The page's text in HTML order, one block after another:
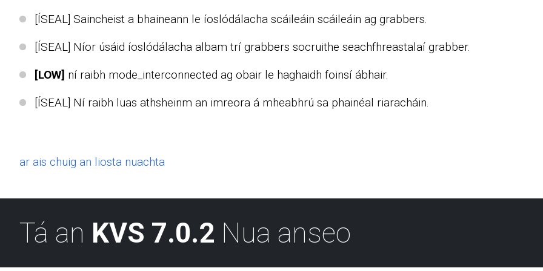
[ÍSEAL] Saincheist a bhaineann le íoslódálacha scáileáin scáileáin ag grabbers.
[ÍSEAL] Níor úsáid íoslódálacha albam trí grabbers socruithe seachfhreastalaí grabber.
[LOW] ní raibh mode_interconnected ag obair le haghaidh foinsí ábhair.
[ÍSEAL] Ní raibh luas athsheinm an imreora á mheabhrú sa phainéal riaracháin.
ar ais chuig an liosta nuachta
Tá an KVS 7.0.2 Nua anseo